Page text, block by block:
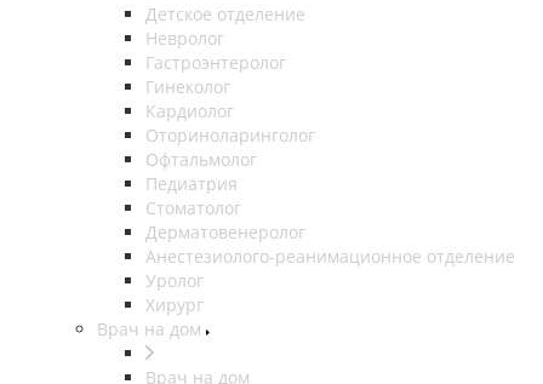
Детское отделение
Невролог
Гастроэнтеролог
Гинеколог
Кардиолог
Оториноларинголог
Офтальмолог
Педиатрия
Стоматолог
Дерматовенеролог
Анестезиолого-реанимационное отделение
Уролог
Хирург
Врач на дом
Врач на дом